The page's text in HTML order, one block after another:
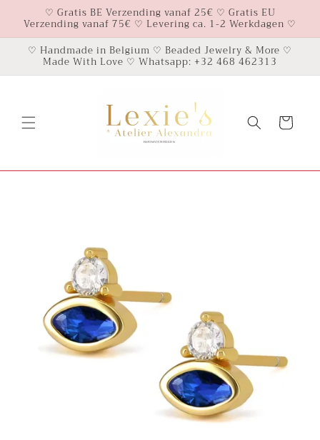
naar de
content
♡ Gratis BE Verzending vanaf 25€ ♡ Gratis EU
Verzending vanaf 75€ ♡ Levering ca. 1-2 Werkdagen ♡
♡ Handmade in Belgium ♡ Beaded Jewelry & More ♡
Made With Love ♡ Whatsapp: +32 468 462313
Winkelwagen